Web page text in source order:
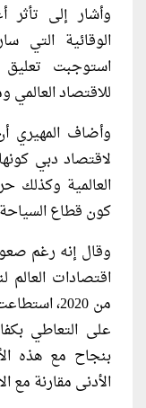
وأشار إلى تأثر
الوقائية التي
استوجبت تعليق
للاقتصاد العالمي
وأضاف المهيري
لاقتصاد دبي
العالمية وكذلك
كون قطاع
وقال إنه رغم
اقتصادات العالم
من 2020،
على التعاطي
بنجاح مع هذه
الأدنى مقارنة مع